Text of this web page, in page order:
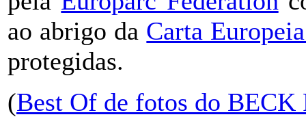
ao abrigo da Carta
protegidas.
(Best Of de fotos do BECK